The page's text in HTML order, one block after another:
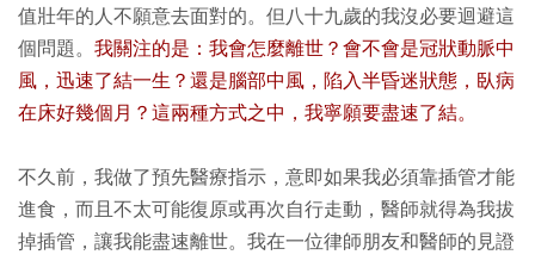
值壯年的人不願意去面對的。但八十九歲的我沒必要迴避這
個問題。 我關注的是：我會怎麼離世？會不會是冠狀動脈中
風，迅速了結一生？還是腦部中風，陷入半昏迷狀態，臥病
在床好幾個月？這兩種方式之中，我寧願要盡速了結。
不久前，我做了預先醫療指示，意即如果我必須靠插管才能
進食，而且不太可能復原或再次自行走動，醫師就得為我拔
掉插管，讓我能盡速離世。我在一位律師朋友和醫師的見證